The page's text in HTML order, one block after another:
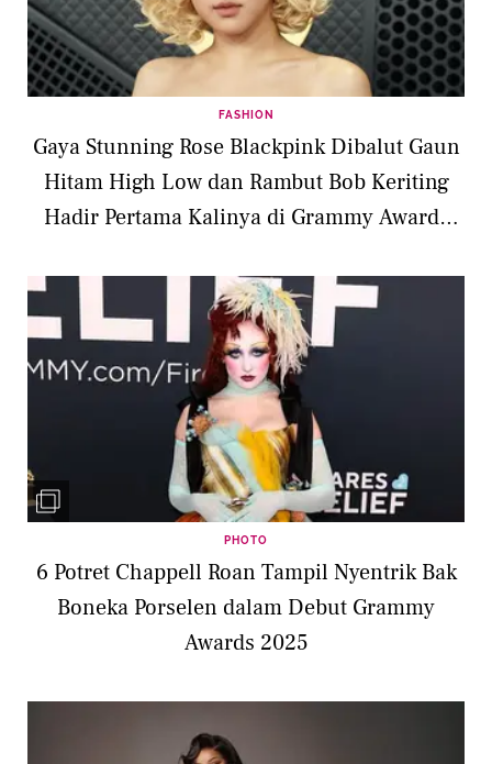
FASHION
Gaya Stunning Rose Blackpink Dibalut Gaun
Hitam High Low dan Rambut Bob Keriting
Hadir Pertama Kalinya di Grammy Awards
PHOTO
6 Potret Chappell Roan Tampil Nyentrik Bak
Boneka Porselen dalam Debut Grammy
Awards 2025